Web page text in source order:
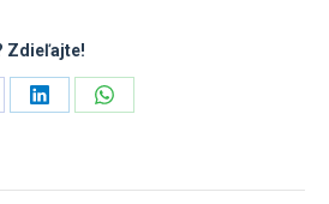
Zdieľajte!
Share
Share